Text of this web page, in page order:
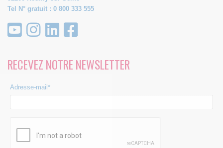
Tel N° gratuit : 0 800 333 555
RECEVEZ NOTRE NEWSLETTER
Adresse-mail*